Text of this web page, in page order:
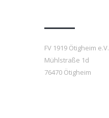
FV 1919 Ötigheim e.V.
Mühlstraße 1d
76470 Ötigheim